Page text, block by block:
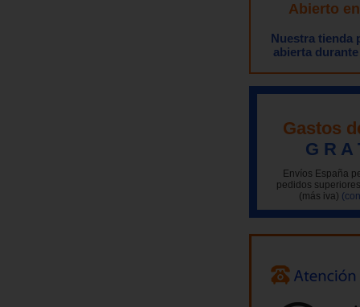
Abierto
Nuestra tienda
abierta
Gastos
G R A
Envíos España
pedidos
(más iva)